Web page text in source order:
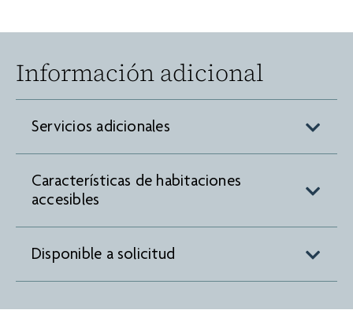
Información adicional
Servicios adicionales
Características de habitaciones
accesibles
Disponible a solicitud